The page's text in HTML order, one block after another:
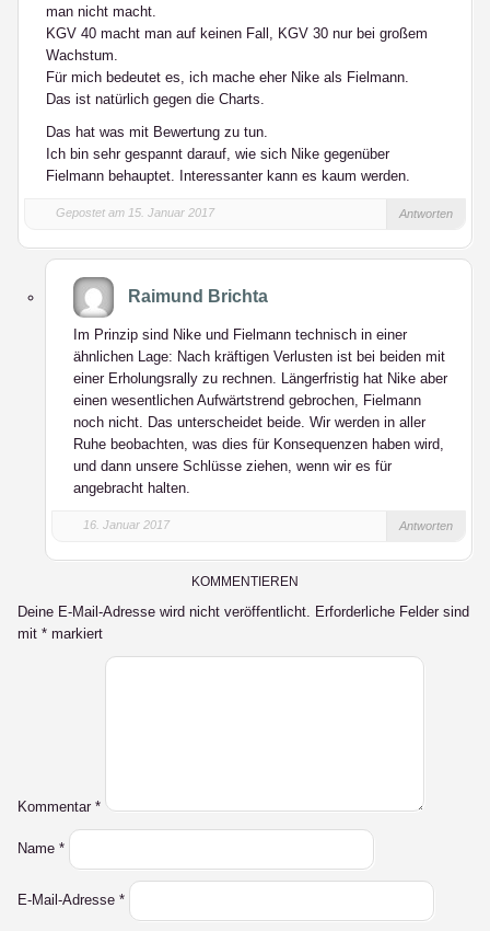
man nicht macht.
KGV 40 macht man auf keinen Fall, KGV 30 nur bei großem
Wachstum.
Für mich bedeutet es, ich mache eher Nike als Fielmann.
Das ist natürlich gegen die Charts.
Das hat was mit Bewertung zu tun.
Ich bin sehr gespannt darauf, wie sich Nike gegenüber
Fielmann behauptet. Interessanter kann es kaum werden.
Gepostet am 15. Januar 2017 Antworten
Raimund Brichta
Im Prinzip sind Nike und Fielmann technisch in einer
ähnlichen Lage: Nach kräftigen Verlusten ist bei beiden mit
einer Erholungsrally zu rechnen. Längerfristig hat Nike aber
einen wesentlichen Aufwärtstrend gebrochen, Fielmann
noch nicht. Das unterscheidet beide. Wir werden in aller
Ruhe beobachten, was dies für Konsequenzen haben wird,
und dann unsere Schlüsse ziehen, wenn wir es für
angebracht halten.
16. Januar 2017 Antworten
KOMMENTIEREN
Deine E-Mail-Adresse wird nicht veröffentlicht. Erforderliche Felder sind
mit * markiert
Kommentar *
Name *
E-Mail-Adresse *